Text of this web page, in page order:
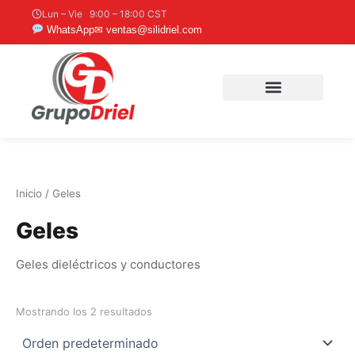
contenido
Lun – Vie 9:00 – 18:00 CST
WhatsApp✉ ventas@silidriel.com
Inicio / Geles
Geles
Geles dieléctricos y conductores
Mostrando los 2 resultados